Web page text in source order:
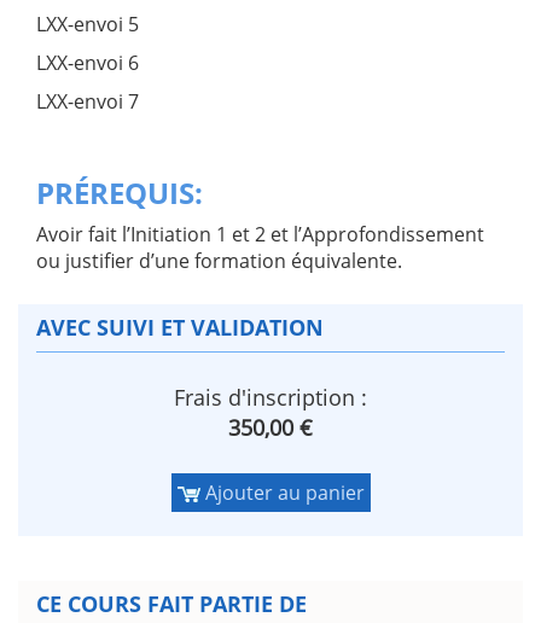
LXX-envoi 5
LXX-envoi 6
LXX-envoi 7
PRÉREQUIS:
Avoir fait l’Initiation 1 et 2 et l’Approfondissement
ou justifier d’une formation équivalente.
AVEC SUIVI ET VALIDATION
Frais d'inscription :
350,00 €
Ajouter au panier
CE COURS FAIT PARTIE DE